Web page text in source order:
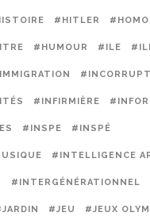
#HITLER
#HUMOUR #ILE
#INFIRMIÈRE
#INSPE #INSPÉ
#INTELLIGENCE
#INTERGÉNÉRATIONNEL
#JEU #JEUX